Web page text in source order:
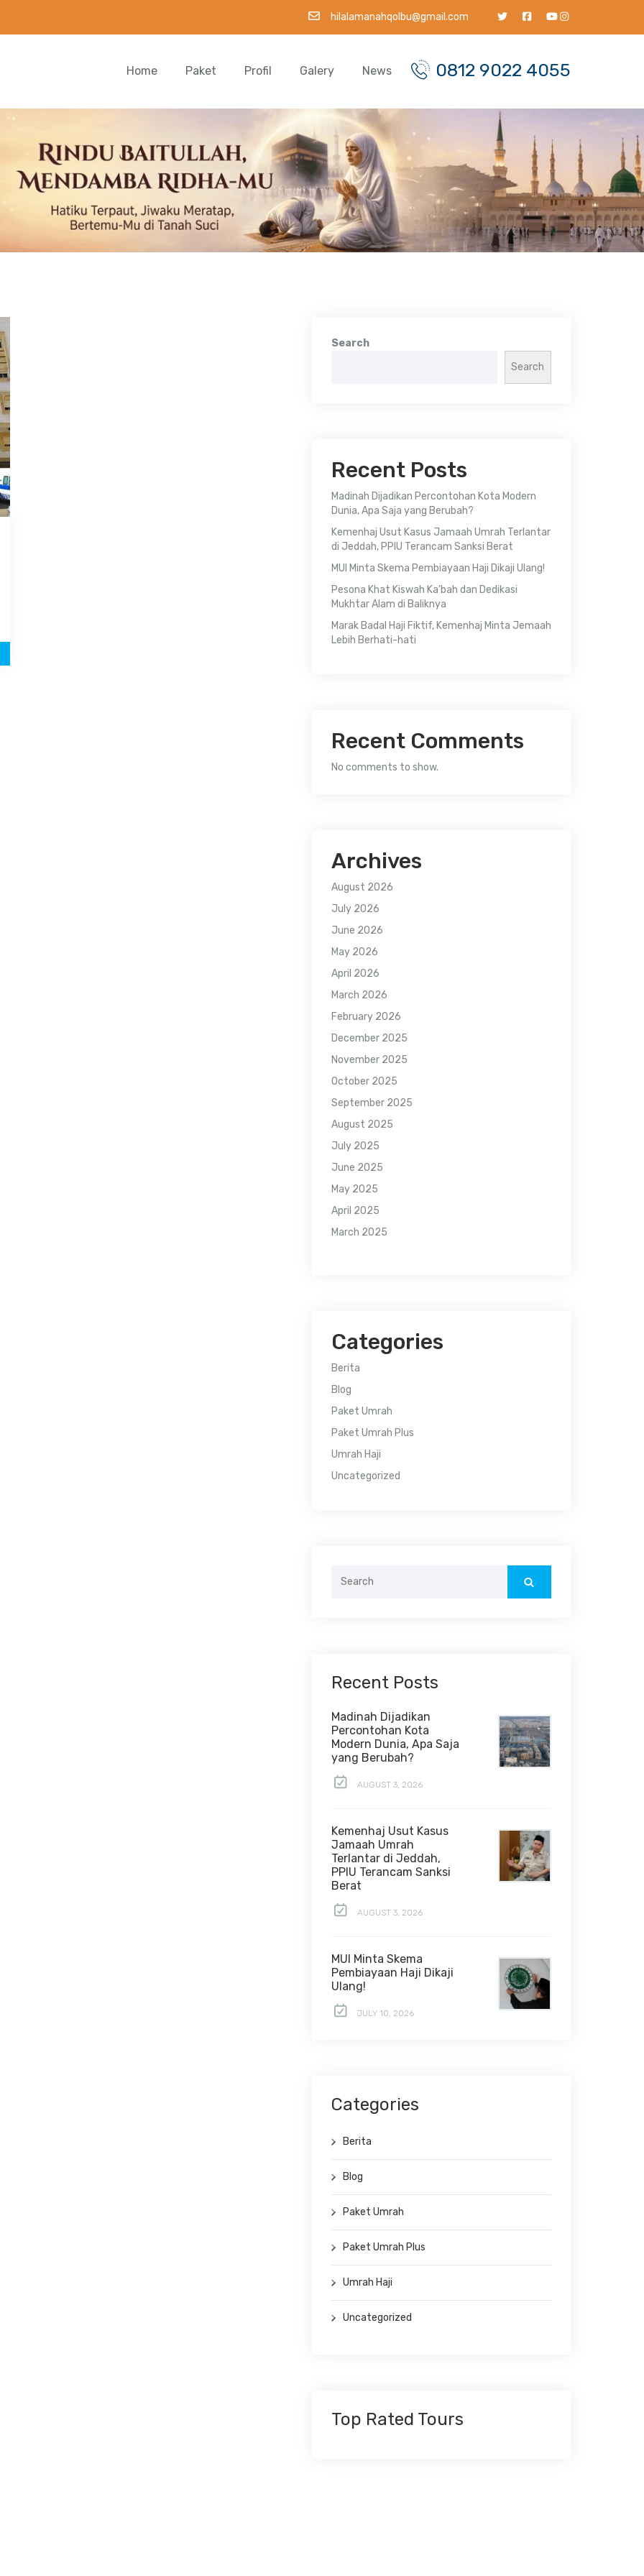
hilalamanahqolbu@gmail.com
0812 9022 4055
Home Paket Profil Galery News
Search
Search
Recent Posts
Madinah Dijadikan Percontohan Kota Modern
Dunia, Apa Saja yang Berubah?
Kemenhaj Usut Kasus Jamaah Umrah Terlantar
di Jeddah, PPIU Terancam Sanksi Berat
MUI Minta Skema Pembiayaan Haji Dikaji Ulang!
Pesona Khat Kiswah Ka’bah dan Dedikasi
Mukhtar Alam di Baliknya
Marak Badal Haji Fiktif, Kemenhaj Minta Jemaah
Lebih Berhati-hati
Recent Comments
No comments to show.
Archives
August 2026
July 2026
June 2026
May 2026
April 2026
March 2026
February 2026
December 2025
November 2025
October 2025
September 2025
August 2025
July 2025
June 2025
May 2025
April 2025
March 2025
Categories
Berita
Blog
Paket Umrah
Paket Umrah Plus
Umrah Haji
Uncategorized
Recent Posts
Madinah Dijadikan
Percontohan Kota
Modern Dunia, Apa Saja
yang Berubah?
AUGUST 3, 2026
Kemenhaj Usut Kasus
Jamaah Umrah
Terlantar di Jeddah,
PPIU Terancam Sanksi
Berat
AUGUST 3, 2026
MUI Minta Skema
Pembiayaan Haji Dikaji
Ulang!
JULY 10, 2026
Categories
Berita
Blog
Paket Umrah
Paket Umrah Plus
Umrah Haji
Uncategorized
Top Rated Tours